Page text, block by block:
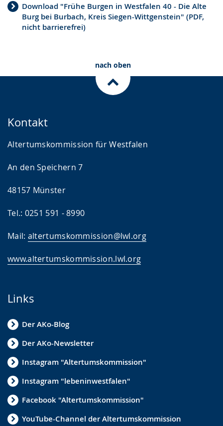
Download "Frühe Burgen in Westfalen 40 - Die Alte
Burg bei Burbach, Kreis Siegen-Wittgenstein" (PDF,
nicht barrierefrei)
nach oben
Kontakt
Altertumskommission für Westfalen
An den Speichern 7
48157 Münster
Tel.: 0251 591 - 8990
Mail: altertumskommission@lwl.org
www.altertumskommission.lwl.org
Links
Der AKo-Blog
Der AKo-Newsletter
Instagram "Altertumskommission"
Instagram "lebeninwestfalen"
Facebook "Altertumskommission"
YouTube-Channel der Altertumskommission